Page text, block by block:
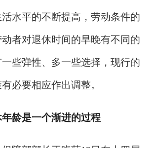
水平的不断提高，劳动条件的
者对退休时间的早晚有不同的
些弹性、多一些选择，现行的
必要相应作出调整。
龄是一个渐进的过程